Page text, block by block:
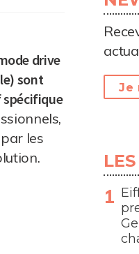
drive
sont
spécifique
les
Je